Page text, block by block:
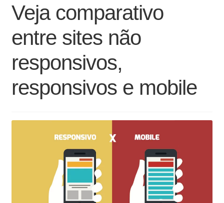
Veja comparativo
entre sites não
responsivos,
responsivos e mobile